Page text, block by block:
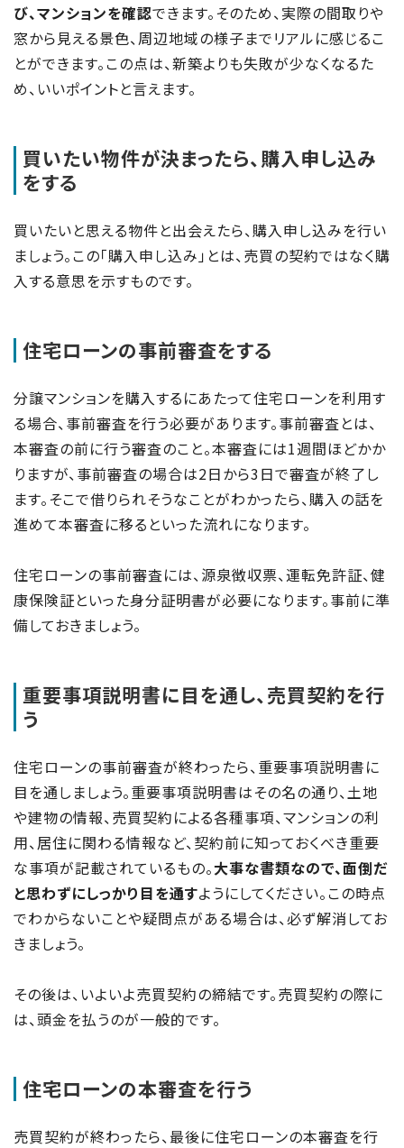
び、マンションを確認できます。そのため、実際の間取りや
窓から見える景色、周辺地域の様子までリアルに感じるこ
とができます。この点は、新築よりも失敗が少なくなるた
め、いいポイントと言えます。
買いたい物件が決まったら、購入申し込み
をする
買いたいと思える物件と出会えたら、購入申し込みを行い
ましょう。この「購入申し込み」とは、売買の契約ではなく購
入する意思を示すものです。
住宅ローンの事前審査をする
分譲マンションを購入するにあたって住宅ローンを利用す
る場合、事前審査を行う必要があります。事前審査とは、
本審査の前に行う審査のこと。本審査には1週間ほどかか
りますが、事前審査の場合は2日から3日で審査が終了し
ます。そこで借りられそうなことがわかったら、購入の話を
進めて本審査に移るといった流れになります。
住宅ローンの事前審査には、源泉徴収票、運転免許証、健
康保険証といった身分証明書が必要になります。事前に準
備しておきましょう。
重要事項説明書に目を通し、売買契約を行
う
住宅ローンの事前審査が終わったら、重要事項説明書に
目を通しましょう。重要事項説明書はその名の通り、土地
や建物の情報、売買契約による各種事項、マンションの利
用、居住に関わる情報など、契約前に知っておくべき重要
な事項が記載されているもの。大事な書類なので、面倒だ
と思わずにしっかり目を通すようにしてください。この時点
でわからないことや疑問点がある場合は、必ず解消してお
きましょう。
その後は、いよいよ売買契約の締結です。売買契約の際に
は、頭金を払うのが一般的です。
住宅ローンの本審査を行う
売買契約が終わったら、最後に住宅ローンの本審査を行